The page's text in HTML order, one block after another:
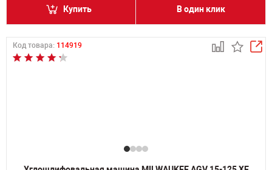
Купить В один клик
Код товара: 114919